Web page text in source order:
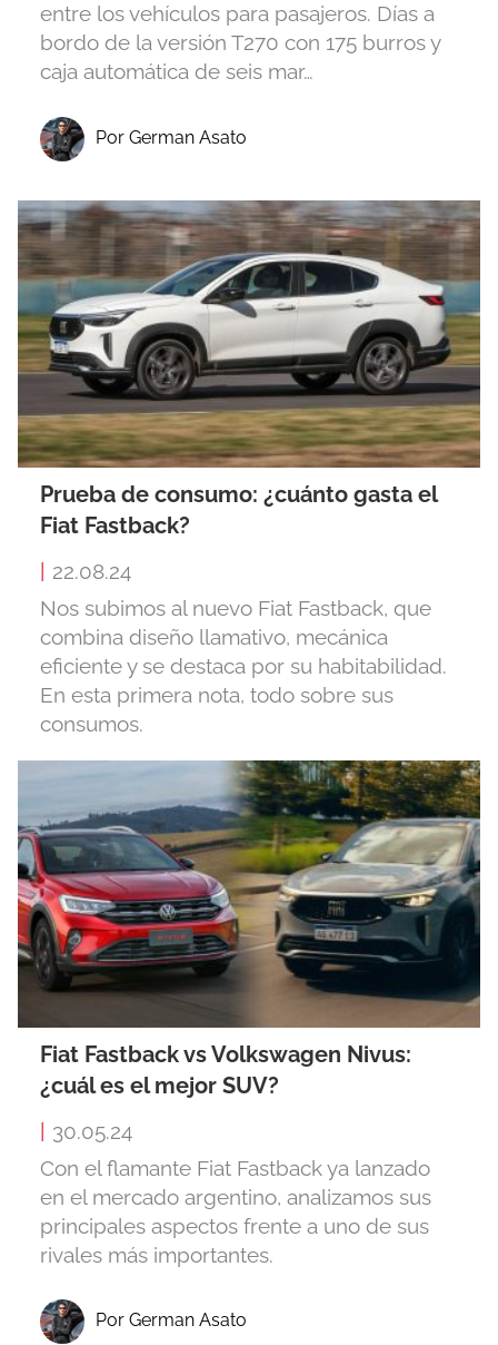
entre los vehículos para pasajeros. Días a
bordo de la versión T270 con 175 burros y
caja automática de seis mar…
Por German Asato
Prueba de consumo: ¿cuánto gasta el
Fiat Fastback?
22.08.24
Nos subimos al nuevo Fiat Fastback, que
combina diseño llamativo, mecánica
eficiente y se destaca por su habitabilidad.
En esta primera nota, todo sobre sus
consumos.
Fiat Fastback vs Volkswagen Nivus:
¿cuál es el mejor SUV?
| 30.05.24
Con el flamante Fiat Fastback ya lanzado
en el mercado argentino, analizamos sus
principales aspectos frente a uno de sus
rivales más importantes.
Por German Asato